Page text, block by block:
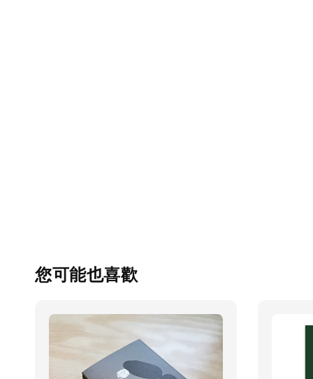
您可能也喜歡